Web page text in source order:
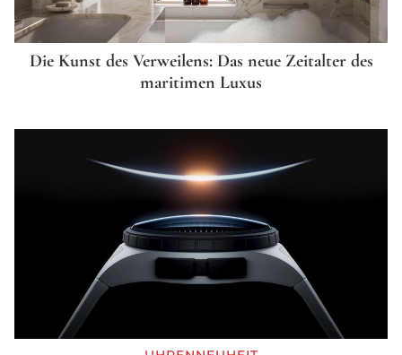
Die Kunst des Verweilens: Das neue Zeitalter des
maritimen Luxus